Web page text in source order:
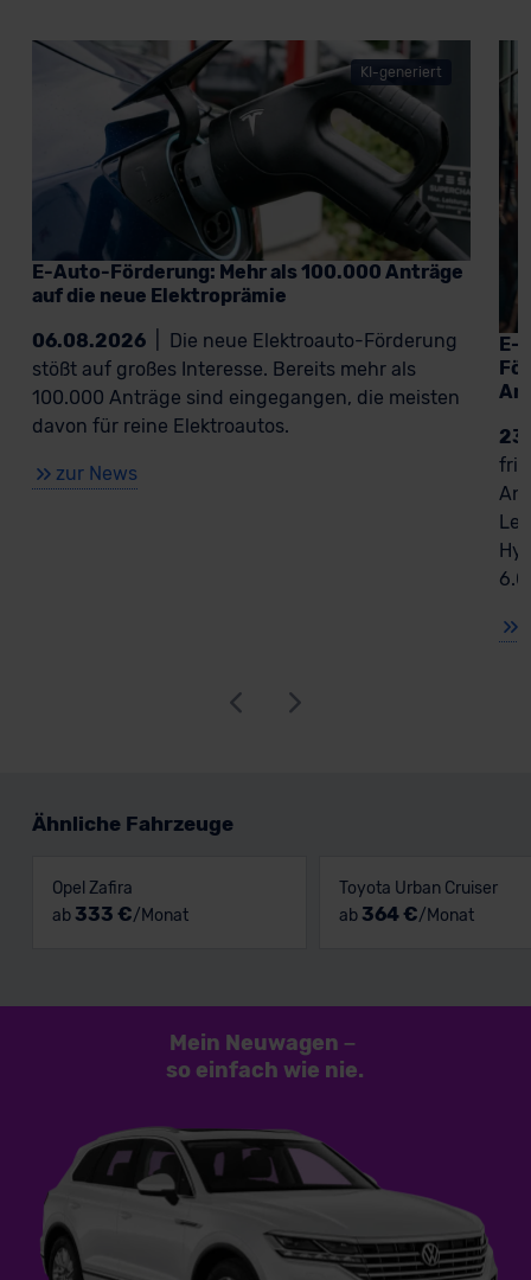
KI-generiert
E-Auto-Förderung: Mehr als 100.000 Anträge
auf die neue Elektroprämie
06.08.2026
Die neue Elektroauto-Förderung
stößt auf großes Interesse. Bereits mehr als
100.000 Anträge sind eingegangen, die meisten
davon für reine Elektroautos.
zur News
E-
Ähnliche Fahrzeuge
Opel Zafira
ab 333 €/Monat
Toyota Urban Cruiser
ab 364 €/Monat
Mein Neuwagen –
so einfach wie nie.